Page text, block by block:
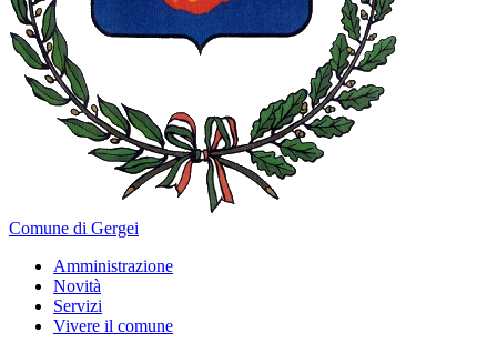
Comune di Gergei
Amministrazione
Novità
Servizi
Vivere il comune